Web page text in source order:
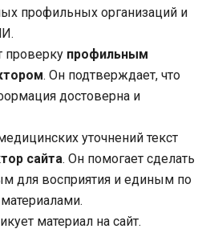
профильных организаций и
проверку профильным
. Он подтверждает, что
достоверна и
уточнений текст
сайта. Он помогает сделать
для восприятия и единым по
материал на сайт.